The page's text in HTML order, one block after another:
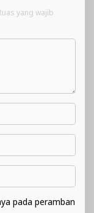
yang wajib
pada peramban